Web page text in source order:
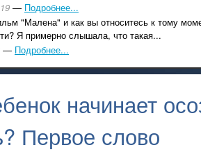
— Подробнее...
"Малена" и как вы относитесь к тому
Я примерно слышала, что такая...
— Подробнее...
начинает
Первое слово